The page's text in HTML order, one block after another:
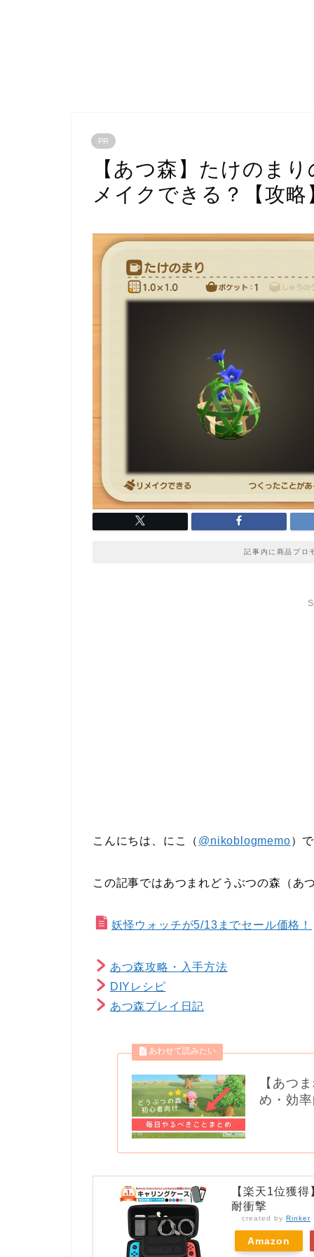
PR
【あつ森】たけのま
メイクできる？【攻略
記事内に商品プロ
こんにちは、にこ（ @nikoblogmemo）
この記事ではあつまれどうぶつの森（あ
妖怪ウォッチが5/13までセール価格！
あつ森攻略・入手方法
DIYレシピ
あつ森プレイ日記
【あつ
め・効
【楽天1位獲
耐衝撃
created by Rinker
Amazon